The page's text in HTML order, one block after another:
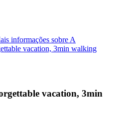
informações sobre A
vacation, 3min walking
vacation, 3min